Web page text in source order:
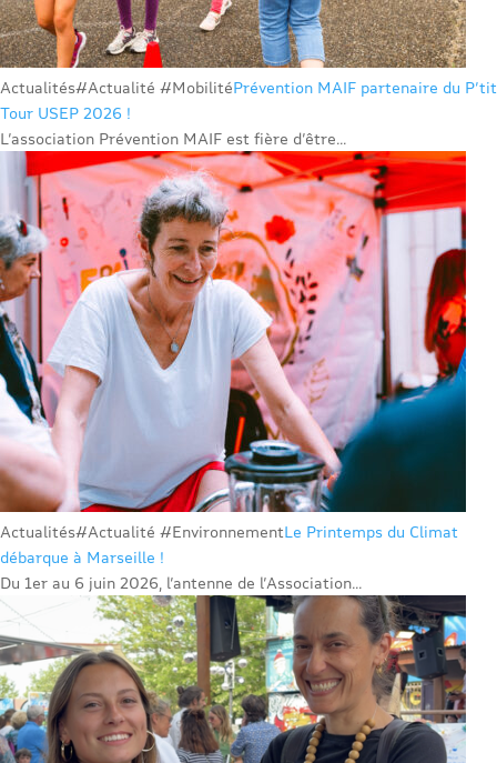
Actualités#Actualité #MobilitéPrévention MAIF partenaire du P’tit
Tour USEP 2026 !
L’association Prévention MAIF est fière d’être...
Actualités#Actualité #EnvironnementLe Printemps du Climat
débarque à Marseille !
Du 1er au 6 juin 2026, l’antenne de l’Association...